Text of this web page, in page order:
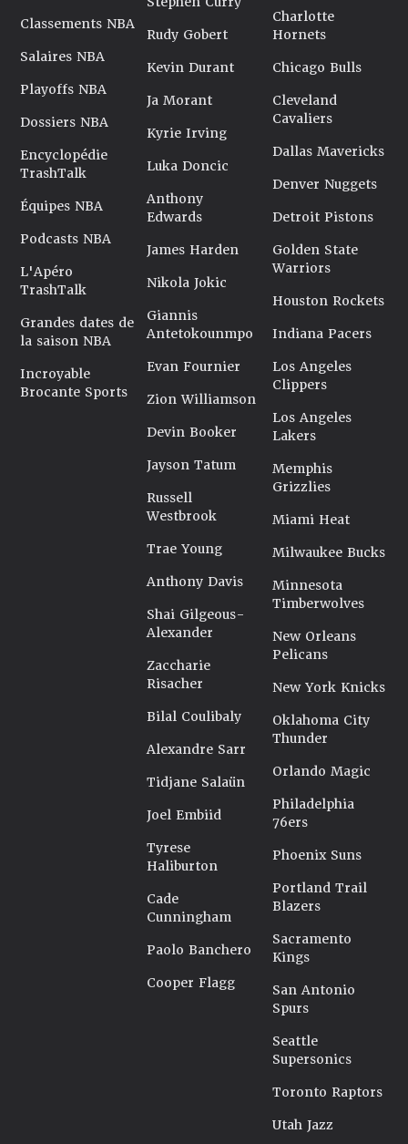
Classements NBA
Salaires NBA
Playoffs NBA
Dossiers NBA
Encyclopédie
TrashTalk
Équipes NBA
Podcasts NBA
L'Apéro
TrashTalk
Grandes dates de
la saison NBA
Incroyable
Brocante Sports
Rudy Gobert
Kevin Durant
Ja Morant
Kyrie Irving
Luka Doncic
Anthony
Edwards
James Harden
Nikola Jokic
Giannis
Antetokounmpo
Evan Fournier
Zion Williamson
Devin Booker
Jayson Tatum
Russell
Westbrook
Trae Young
Anthony Davis
Shai Gilgeous-
Alexander
Zaccharie
Risacher
Bilal Coulibaly
Alexandre Sarr
Tidjane Salaün
Joel Embiid
Tyrese
Haliburton
Cade
Cunningham
Paolo Banchero
Cooper Flagg
Charlotte
Hornets
Chicago Bulls
Cleveland
Cavaliers
Dallas Mavericks
Denver Nuggets
Detroit Pistons
Golden State
Warriors
Houston Rockets
Indiana Pacers
Los Angeles
Clippers
Los Angeles
Lakers
Memphis
Grizzlies
Miami Heat
Milwaukee Bucks
Minnesota
Timberwolves
New Orleans
Pelicans
New York Knicks
Oklahoma City
Thunder
Orlando Magic
Philadelphia
76ers
Phoenix Suns
Portland Trail
Blazers
Sacramento
Kings
San Antonio
Spurs
Seattle
Supersonics
Toronto Raptors
Utah Jazz